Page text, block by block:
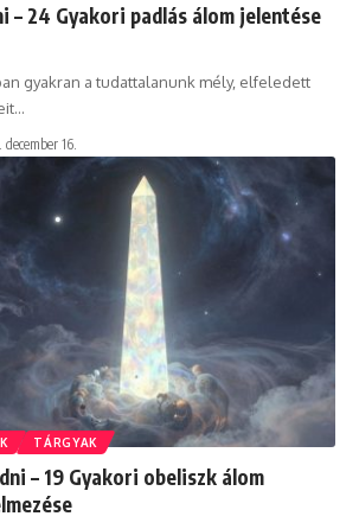
– 24 Gyakori padlás álom jelentése
gyakran a tudattalanunk mély, elfeledett
december 16.
TÁRGYAK
– 19 Gyakori obeliszk álom